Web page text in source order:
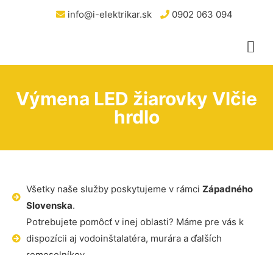
info@i-elektrikar.sk 0902 063 094
Výmena LED žiarovky Vlčie
hrdlo
Všetky naše služby poskytujeme v rámci Západného
Slovenska.
Potrebujete pomôcť v inej oblasti? Máme pre vás k
dispozícii aj vodoinštalatéra, murára a ďalších